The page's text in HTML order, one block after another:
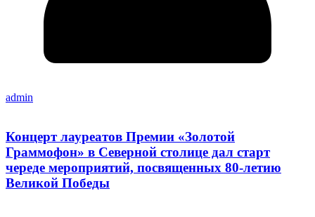
admin
Концерт лауреатов Премии «Золотой
Граммофон» в Северной столице дал старт
череде мероприятий, посвященных 80-летию
Великой Победы